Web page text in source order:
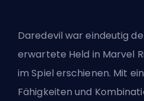
Daredevil wareindeutig
erwartete Held in Marvel
im Spiel erschienen. Mit
Fähigkeiten und